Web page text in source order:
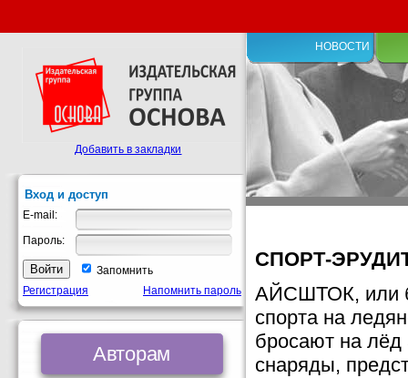
НОВОСТИ
СПОРТ-
АЙСШТОК, или
спорта на
бросают на лёд
снаряды,
Добавить в закладки
Вход и доступ
E-mail:
Пароль:
Запомнить
Регистрация
Напомнить пароль
Авторам